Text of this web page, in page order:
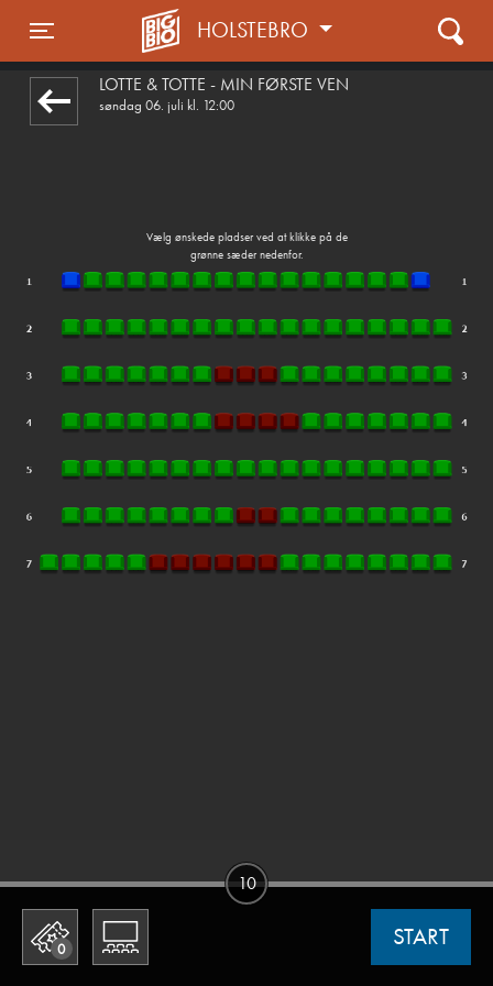
Toggle navigation
HOLSTEBRO
LOTTE & TOTTE - MIN FØRSTE VEN
søndag 06. juli kl. 12:00
Vælg ønskede pladser ved at klikke på de
grønne sæder nedenfor.
0 START
10
front05-temp 062813